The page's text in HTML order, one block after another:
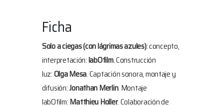
Ficha
Solo a ciegas (con lágrimas azules): concepto,
interpretación:labOfilm. Construcción
luz:Olga Mesa. Captación sonora, montaje y
difusión:Jonathan Merlin. Montaje
labOfilm:Matthieu Holler. Colaboración de